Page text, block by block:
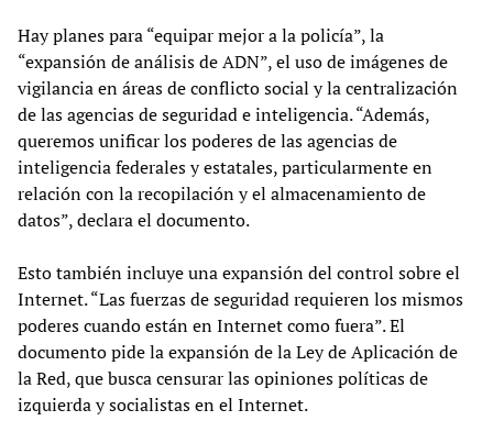
Hay planes para “equipar mejor a la policía”, la
“expansión de análisis de ADN”, el uso de imágenes de
vigilancia en áreas de conflicto social y la centralización
de las agencias de seguridad e inteligencia. “Además,
queremos unificar los poderes de las agencias de
inteligencia federales y estatales, particularmente en
relación con la recopilación y el almacenamiento de
datos”, declara el documento.
Esto también incluye una expansión del control sobre el
Internet. “Las fuerzas de seguridad requieren los mismos
poderes cuando están en Internet como fuera”. El
documento pide la expansión de la Ley de Aplicación de
la Red, que busca censurar las opiniones políticas de
izquierda y socialistas en el Internet.